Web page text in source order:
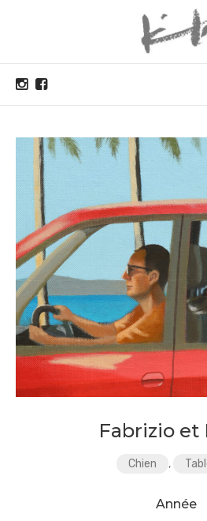
Fabrizio et
Chien ,
Année